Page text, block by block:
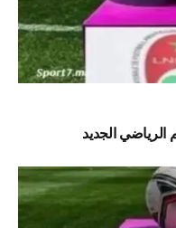
الجديد